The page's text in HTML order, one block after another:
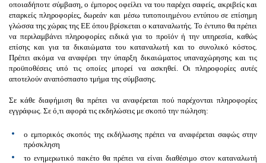
οποιαδήποτε σύμβαση, ο έμπορος οφείλει να του παρέχει σαφείς, ακριβείς και
επαρκείς πληροφορίες, δωρεάν και μέσω τυποποιημένου εντύπου σε επίσημη
γλώσσα της χώρας της ΕΕ όπου βρίσκεται ο καταναλωτής. Το έντυπο θα πρέπει
να περιλαμβάνει πληροφορίες ειδικά για το προϊόν ή την υπηρεσία, καθώς
επίσης και για τα δικαιώματα του καταναλωτή και το συνολικό κόστος.
Πρέπει ακόμα να αναφέρει την ύπαρξη δικαιώματος υπαναχώρησης και τις
προϋποθέσεις υπό τις οποίες μπορεί να ασκηθεί. Οι πληροφορίες αυτές
αποτελούν αναπόσπαστο τμήμα της σύμβασης.
Σε κάθε διαφήμιση θα πρέπει να αναφέρεται πού παρέχονται πληροφορίες
εγγράφως. Σε ό,τι αφορά τις εκδηλώσεις με σκοπό την πώληση:
ο εμπορικός σκοπός της εκδήλωσης πρέπει να αναφέρεται σαφώς στην
πρόσκληση
το ενημερωτικό πακέτο θα πρέπει να είναι διαθέσιμο στον καταναλωτή